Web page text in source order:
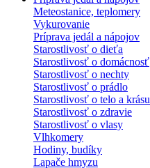
Meteostanice, teplomery
Vykurovanie
Príprava jedál a nápojov
Starostlivosť o dieťa
Starostlivosť o domácnosť
Starostlivosť o nechty
Starostlivosť o prádlo
Starostlivosť o telo a krásu
Starostlivosť o zdravie
Starostlivosť o vlasy
Vlhkomery
Hodiny, budíky
Lapače hmyzu